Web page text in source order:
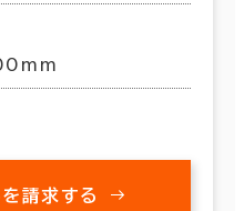
請求する